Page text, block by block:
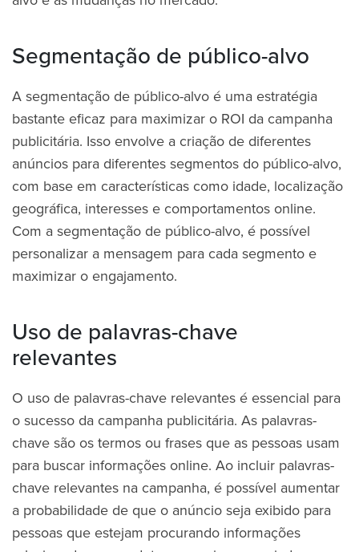
Segmentação de público-alvo
A segmentação de público-alvo é uma estratégia
bastante eficaz para maximizar o ROI da campanha
publicitária. Isso envolve a criação de diferentes
anúncios para diferentes segmentos do público-alvo,
com base em características como idade, localização
geográfica, interesses e comportamentos online.
Com a segmentação de público-alvo, é possível
personalizar a mensagem para cada segmento e
maximizar o engajamento.
Uso de palavras-chave
relevantes
O uso de palavras-chave relevantes é essencial para
o sucesso da campanha publicitária. As palavras-
chave são os termos ou frases que as pessoas usam
para buscar informações online. Ao incluir palavras-
chave relevantes na campanha, é possível aumentar
a probabilidade de que o anúncio seja exibido para
pessoas que estejam procurando informações